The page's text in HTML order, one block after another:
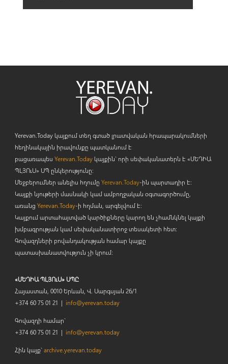
Yerevan.Today կայքում տեղ գտած լրատվական հրապարակումների
հեղինակային իրավունքը պատկանում է
բացառապես Yerevan.Todayկայքին` որի սեփականատերն է «ՄԵԴԻԱ
ՊԼՅՈւՍ» ՍՊ ընկերությունը։
Մեջբերումներ անելիս հղումը Yerevan.Today-ին պարտադիր է:
Կայքի նյութերի մասնակի կամ ամբողջական օգտագործումը,
առանց Yerevan.Today-ի հղման, արգելվում է:
Կայքում արտահայտված կարծիքները կարող են չհամնկնել կայքի
խմբագրության կամ սեփականատիրոջ տեսակետի հետ:
Գովազդների բովանդակության համար կայքը
պատասխանատվություն չի կրում:
«ՄԵԴԻԱ ՊԼՅՈւՍ» ՍՊԸ
Հայաստան, 0010 Երևան, Վ. Սարգսյան 26/1
+374 60 75 01 21 | info@yerevan.today
Գովազդի համար`
+374 60 75 01 21 | info@yerevan.today
Հին կայք`archive.yerevan.today